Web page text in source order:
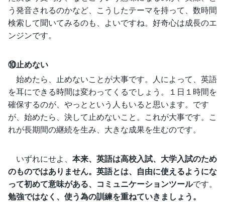
う発音されるのかなど、こうしたテーマを持って、数時間
検索して聞いてみるのも、よいですね。好奇心は成長のエ
ンジンです。
⑩止めない
始めたら、止めないことが大事です。人によって、英語
を耳にできる時間は変わってくるでしょう。１日１時間を
確保するのが、やっとという人もいると思います。です
が、始めたら、決して止めないこと。これが大事です。こ
れが長期間の継続を生み、大きな成果を生むのです。
いずれにせよ、 本来、英語は高校入試、大学入試のため
のものではありません。英語とは、自由に使えるようにな
って初めて意味がある、コミュニケーションツールです。
勉強ではなく、使う為の訓練を重ねていきましょう。